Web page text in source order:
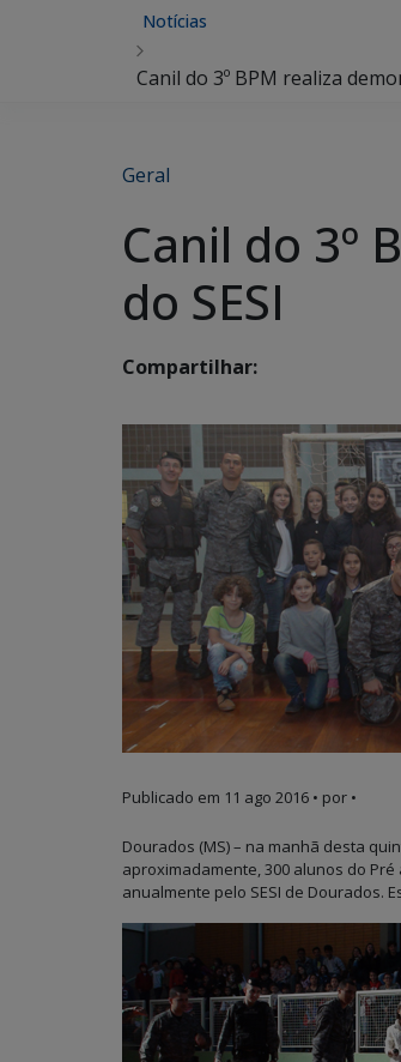
Notícias
Canil do 3º BPM realiza
Geral
Canil do 3º
do SESI
Compartilhar:
Publicado em 11 ago 2016 • por •
Dourados (MS) – na manhã desta
aproximadamente, 300 alunos do Pré
anualmente pelo SESI de Dourados.